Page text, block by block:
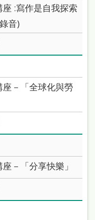
:寫作是自我探索
音)
－「全球化與勞
－「分享快樂」